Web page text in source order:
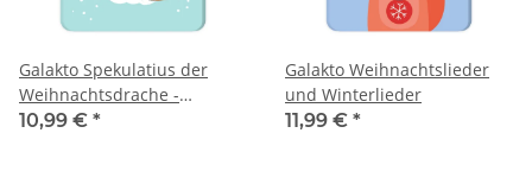
Galakto Spekulatius der
Weihnachtsdrache -
Spekulatius und der
10,99 € *
Galakto Weihnachtslieder
und Winterlieder
11,99 € *